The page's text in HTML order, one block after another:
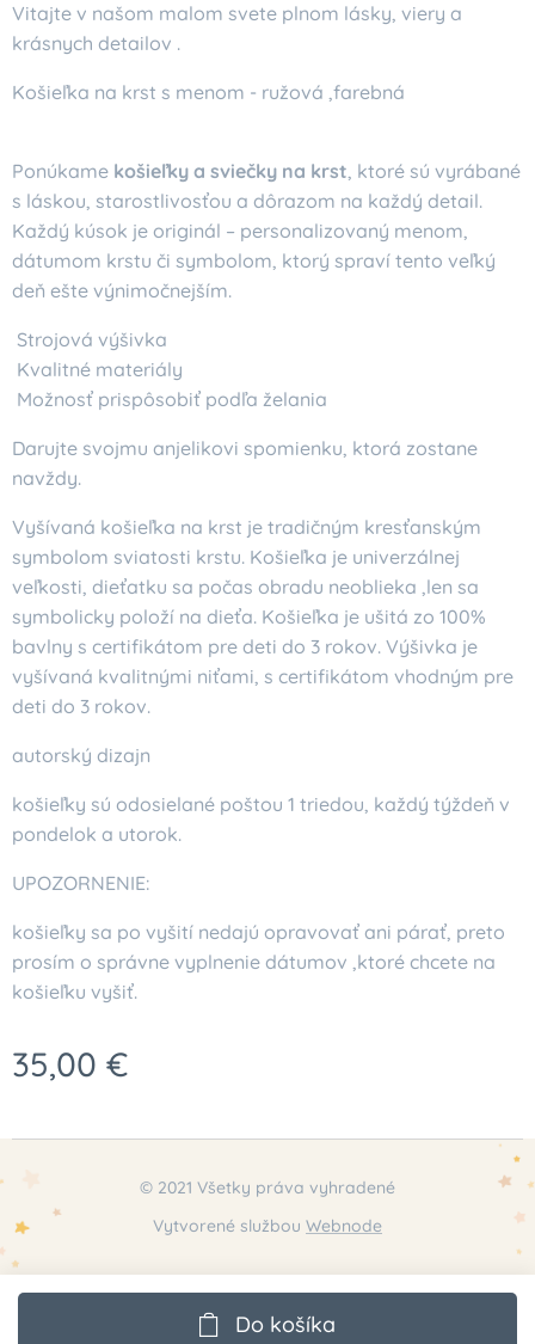
Vitajte v našom malom svete plnom lásky, viery a
krásnych detailov .
Košieľka na krst s menom - ružová ,farebná
Ponúkame košieľky a sviečky na krst, ktoré sú vyrábané
s láskou, starostlivosťou a dôrazom na každý detail.
Každý kúsok je originál – personalizovaný menom,
dátumom krstu či symbolom, ktorý spraví tento veľký
deň ešte výnimočnejším.
Strojová výšivka
Kvalitné materiály
Možnosť prispôsobiť podľa želania
Darujte svojmu anjelikovi spomienku, ktorá zostane
navždy.
Vyšívaná košieľka na krst je tradičným kresťanským
symbolom sviatosti krstu. Košieľka je univerzálnej
veľkosti, dieťatku sa počas obradu neoblieka ,len sa
symbolicky položí na dieťa. Košieľka je ušitá zo 100%
bavlny s certifikátom pre deti do 3 rokov. Výšivka je
vyšívaná kvalitnými niťami, s certifikátom vhodným pre
deti do 3 rokov.
autorský dizajn
košieľky sú odosielané poštou 1 triedou, každý týždeň v
pondelok a utorok.
UPOZORNENIE:
košieľky sa po vyšití nedajú opravovať ani párať, preto
prosím o správne vyplnenie dátumov ,ktoré chcete na
košieľku vyšiť.
35,00 €
Do košíka
© 2021 Všetky práva vyhradené
Vytvorené službou Webnode